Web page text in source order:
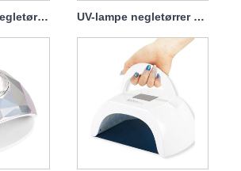
Greenlife Gel negletørrerlampe 120w UV-lampe negletørrer med lader 86w